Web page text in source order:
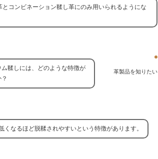
コンビネーション鞣し革にのみ用いられるようにな
革製品を知りたい
ム鞣しには、どのような特徴が
なるほど脱鞣されやすいという特徴があります。